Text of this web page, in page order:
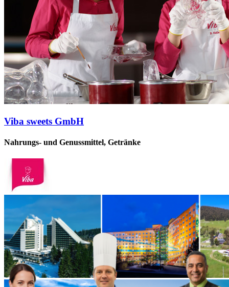
Viba sweets GmbH
Nahrungs- und Genussmittel, Getränke